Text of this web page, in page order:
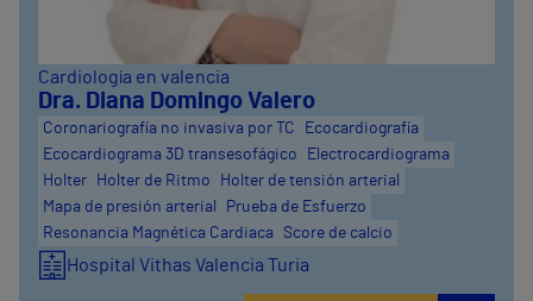
Cardiología en valencia
Dra. Diana Domingo Valero
Coronariografía no invasiva por TC
Ecocardiografía
Ecocardiograma 3D transesofágico
Electrocardiograma
Holter
Holter de Ritmo
Holter de tensión arterial
Mapa de presión arterial
Prueba de Esfuerzo
Resonancia Magnética Cardiaca
Score de calcio
Hospital Vithas Valencia Turia